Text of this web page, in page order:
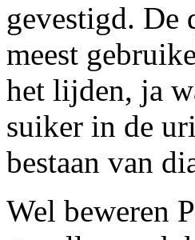
gevestigd. De
meest
het lijden, ja
suiker in de
bestaan van
Wel beweren